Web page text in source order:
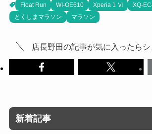
Float Run
WI-OE610 Xperia 1 Ⅵ
XQ-
とくしまマラソン
マラソン
店長野田の記事が気に入ったら
新着記事